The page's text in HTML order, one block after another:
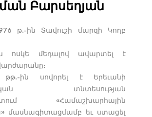
Բարսեղյան
թ.-ին Տավուշի մարզի Կողբ
ոսկե մեդալով ավարտել է
թթ.-ին սովորել է Երեւանի
տնտեսության
«Համաշխարհային
մասնագիտացմամբ եւ ստացել